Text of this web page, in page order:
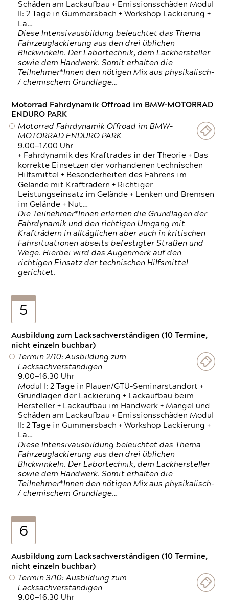
Schäden am Lackaufbau + Emissionsschäden Modul
II: 2 Tage in Gummersbach + Workshop Lackierung +
La…
Diese Intensivausbildung beleuchtet das Thema
Fahrzeuglackierung aus den drei üblichen
Blickwinkeln. Der Labortechnik, dem Lackhersteller
sowie dem Handwerk. Somit erhalten die
Teilnehmer*Innen den nötigen Mix aus physikalisch-
/ chemischem Grundlage…
Motorrad Fahrdynamik Offroad im BMW-MOTORRAD
ENDURO PARK
Motorrad Fahrdynamik Offroad im BMW-
MOTORRAD ENDURO PARK
9.00—17.00 Uhr
+ Fahrdynamik des Kraftrades in der Theorie + Das
korrekte Einsetzen der vorhandenen technischen
Hilfsmittel + Besonderheiten des Fahrens im
Gelände mit Krafträdern + Richtiger
Leistungseinsatz im Gelände + Lenken und Bremsen
im Gelände + Nut…
Die Teilnehmer*Innen erlernen die Grundlagen der
Fahrdynamik und den richtigen Umgang mit
Krafträdern in alltäglichen aber auch in kritischen
Fahrsituationen abseits befestigter Straßen und
Wege. Hierbei wird das Augenmerk auf den
richtigen Einsatz der technischen Hilfsmittel
gerichtet.
5
Ausbildung zum Lacksachverständigen (10 Termine,
nicht einzeln buchbar)
Termin 2/10: Ausbildung zum
Lacksachverständigen
9.00—16.30 Uhr
Modul I: 2 Tage in Plauen/GTÜ-Seminarstandort +
Grundlagen der Lackierung + Lackaufbau beim
Hersteller + Lackaufbau im Handwerk + Mängel und
Schäden am Lackaufbau + Emissionsschäden Modul
II: 2 Tage in Gummersbach + Workshop Lackierung +
La…
Diese Intensivausbildung beleuchtet das Thema
Fahrzeuglackierung aus den drei üblichen
Blickwinkeln. Der Labortechnik, dem Lackhersteller
sowie dem Handwerk. Somit erhalten die
Teilnehmer*Innen den nötigen Mix aus physikalisch-
/ chemischem Grundlage…
6
Ausbildung zum Lacksachverständigen (10 Termine,
nicht einzeln buchbar)
Termin 3/10: Ausbildung zum
Lacksachverständigen
9.00—16.30 Uhr